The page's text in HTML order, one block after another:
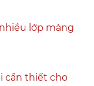
lớp màng
cần thiết cho